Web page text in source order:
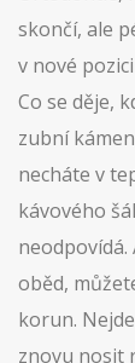
skončí, ale
v nové
Co se děje,
zubní
necháte v
kávového
neodpovídá.
oběd,
korun.
znovu nosit